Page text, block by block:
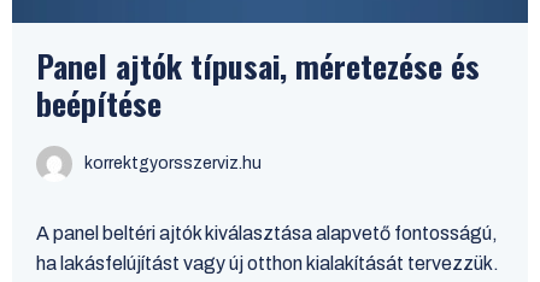
Panel ajtók típusai, méretezése és
beépítése
korrektgyorsszerviz.hu
A panel beltéri ajtók kiválasztása alapvető fontosságú,
ha lakásfelújítást vagy új otthon kialakítását tervezzük.